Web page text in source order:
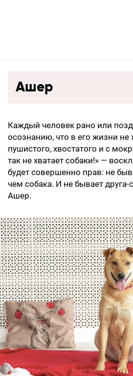
Ашер
Каждый человек рано или
осознанию, что в его жизни не
пушистого, хвостатого и с
так не хватает собаки!» —
будет совершенно прав: не
чем собака. И не бывает
Ашер.